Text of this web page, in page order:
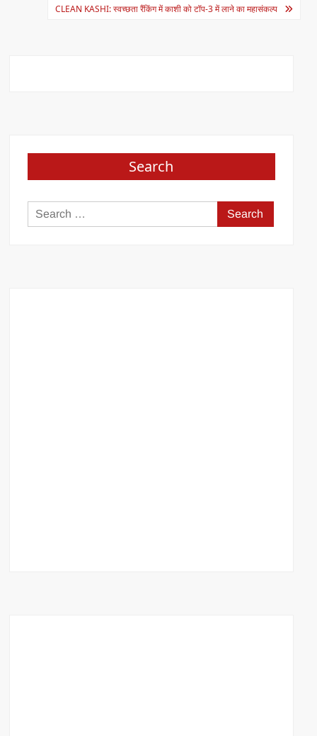
p o
navigation
CLEAN KASHI: स्वच्छता रैंकिंग में काशी को टॉप-3 में लाने का महासंकल्प
Search
Search
for: